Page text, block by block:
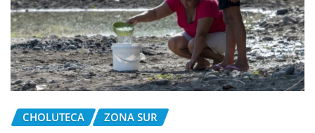
CHOLUTECA ZONA SUR